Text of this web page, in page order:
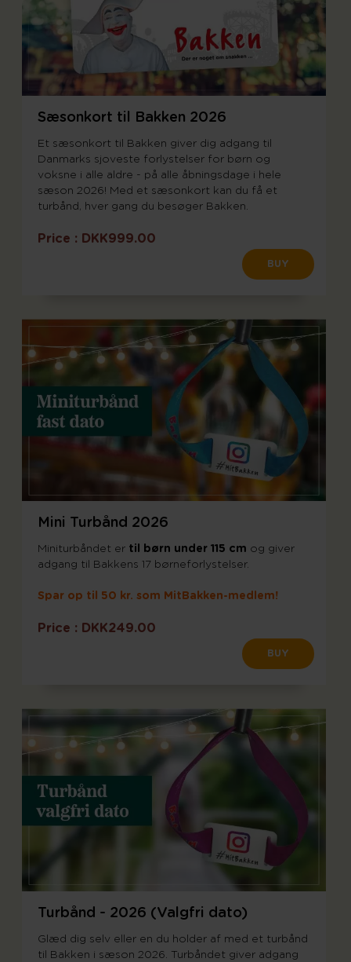
Sæsonkort til Bakken 2026
Et sæsonkort til Bakken giver dig adgang til
Danmarks sjoveste forlystelser for børn og
voksne i alle aldre - på alle åbningsdage i hele
sæson 2026! Med et sæsonkort kan du få et
turbånd, hver gang du besøger Bakken.
Price : DKK999.00
BUY
Mini Turbånd 2026
Miniturbåndet er til børn under 115 cm og giver
adgang til Bakkens 17 børneforlystelser.
Spar op til 50 kr. som MitBakken-medlem!
Price : DKK249.00
BUY
Turbånd - 2026 (Valgfri dato)
Glæd dig selv eller en du holder af med et turbånd
til Bakken i sæson 2026. Turbåndet giver adgang